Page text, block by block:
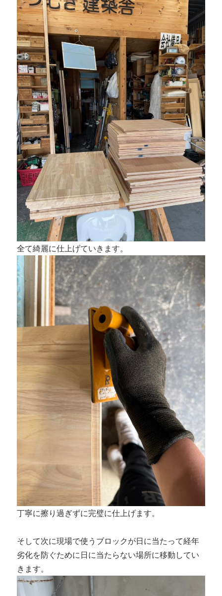
全て綺麗に仕上げていきます。
丁寧に擦り過ぎずに完璧に仕上げます。
そして次に現場で使うブロックが日に当たって経年
劣化を防ぐために日に当たらない場所に移動してい
きます。